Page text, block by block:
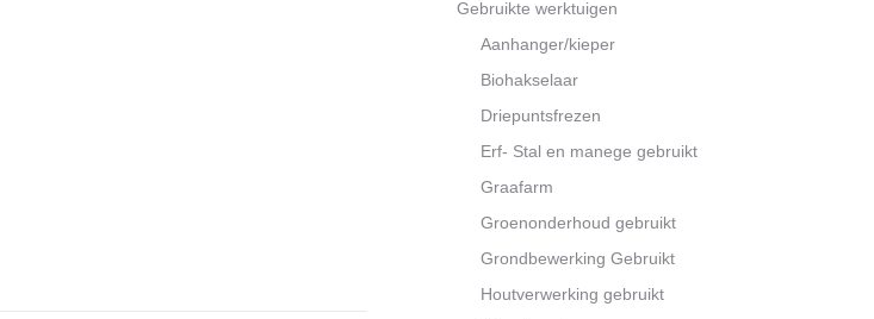
Gebruikte werktuigen
Aanhanger/kieper
Biohakselaar
Driepuntsfrezen
Erf- Stal en manege gebruikt
Graafarm
Groenonderhoud gebruikt
Grondbewerking Gebruikt
Houtverwerking gebruikt